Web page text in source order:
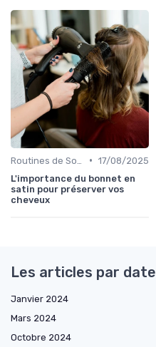
• 17/08/2025
L'importance du bonnet en
satin pour préserver vos
cheveux
Les articles par date
Janvier 2024
Mars 2024
Octobre 2024